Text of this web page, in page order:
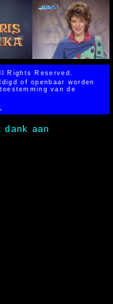
Rights Reserved.
of openbaar worden
van de
dank aan